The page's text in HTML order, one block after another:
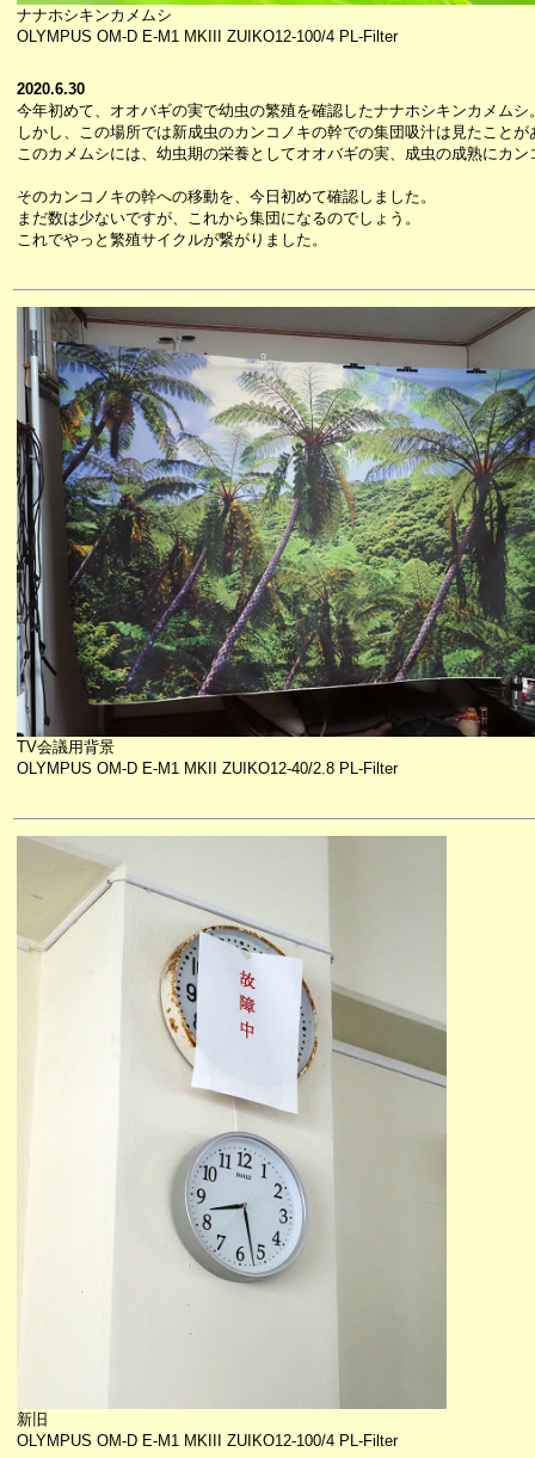
ナナホシキンカメムシ
OLYMPUS OM-D E-M1 MKIII ZUIKO12-100/4 PL-Filter
2020.6.30
今年初めて、オオバギの実で幼虫の繁殖を確認したナナホシキンカメムシ
しかし、この場所では新成虫のカンコノキの幹での集団吸汁は見たこと
このカメムシには、幼虫期の栄養としてオオバギの実、成虫の成熟にカ
そのカンコノキの幹への移動を、今日初めて確認しました。
まだ数は少ないですが、これから集団になるのでしょう。
これでやっと繁殖サイクルが繋がりました。
TV会議用背景
OLYMPUS OM-D E-M1 MKII ZUIKO12-40/2.8 PL-Filter
新旧
OLYMPUS OM-D E-M1 MKIII ZUIKO12-100/4 PL-Filter